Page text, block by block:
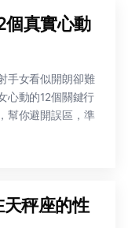
個真實心動
手女看似開朗卻難
心動的12個關鍵行
幫你避開誤區，準
秤座的性